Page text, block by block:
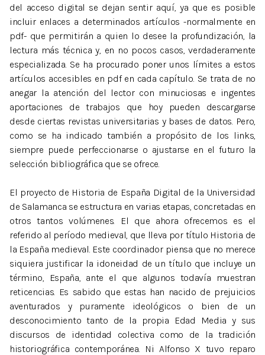
del acceso digital se dejan sentir aquí, ya que es posible
incluir enlaces a determinados artículos -normalmente en
pdf- que permitirán a quien lo desee la profundización, la
lectura más técnica y, en no pocos casos, verdaderamente
especializada. Se ha procurado poner unos límites a estos
artículos accesibles en pdf en cada capítulo. Se trata de no
anegar la atención del lector con minuciosas e ingentes
aportaciones de trabajos que hoy pueden descargarse
desde ciertas revistas universitarias y bases de datos. Pero,
como se ha indicado también a propósito de los links,
siempre puede perfeccionarse o ajustarse en el futuro la
selección bibliográfica que se ofrece.
El proyecto de Historia de España Digital de la Universidad
de Salamanca se estructura en varias etapas, concretadas en
otros tantos volúmenes. El que ahora ofrecemos es el
referido al período medieval, que lleva por título Historia de
la España medieval. Este coordinador piensa que no merece
siquiera justificar la idoneidad de un título que incluye un
término, España, ante el que algunos todavía muestran
reticencias. Es sabido que estas han nacido de prejuicios
aventurados y puramente ideológicos o bien de un
desconocimiento tanto de la propia Edad Media y sus
discursos de identidad colectiva como de la tradición
historiográfica contemporánea. Ni Alfonso X tuvo reparo